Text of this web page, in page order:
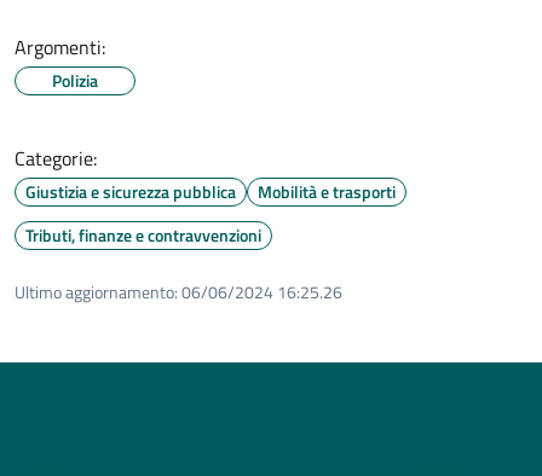
Argomenti:
Polizia
Categorie:
Giustizia e sicurezza pubblica
Mobilità e trasporti
Tributi, finanze e contravvenzioni
Ultimo aggiornamento:06/06/2024 16:25.26